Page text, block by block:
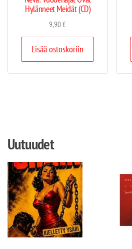
Hylänneet Meidät (CD)
9,90€
Lisää ostoskoriin
Uutuudet